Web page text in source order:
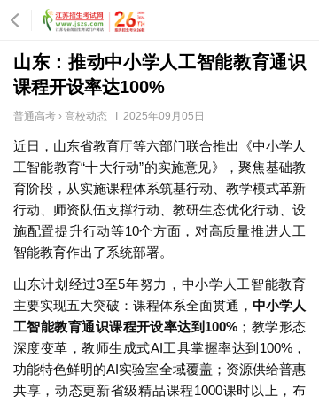
山东：推动中小学人工智能教育通识
课程开设率达100%
普通高考 › 高校动态 Ι 2025年09月05日
近日，山东省教育厅等六部门联合推出《中小学人
工智能教育“十大行动”的实施意见》，聚焦基础教
育阶段，从实施课程体系筑基行动、教学模式革新
行动、师资队伍支撑行动、教研生态优化行动、设
施配置提升行动等10个方面，对高质量推进人工
智能教育作出了系统部署。
山东计划经过3至5年努力，中小学人工智能教育
主要实现五大突破：课程体系全面贯通， 中小学人
工智能教育通识课程开设率达到100% ；教学形态
深度变革，教师生成式AI工具掌握率达到100%，
功能特色鲜明的AI实验室全域覆盖；资源供给普惠
共享，动态更新省级精品课程1000课时以上，布